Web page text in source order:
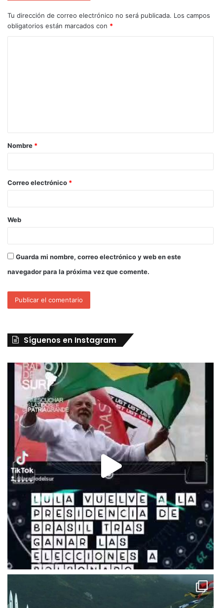
Tu dirección de correo electrónico no será publicada. Los campos
obligatorios están marcados con *
Nombre *
Correo electrónico *
Web
Guarda mi nombre, correo electrónico y web en este
navegador para la próxima vez que comente.
Síguenos en Instagram